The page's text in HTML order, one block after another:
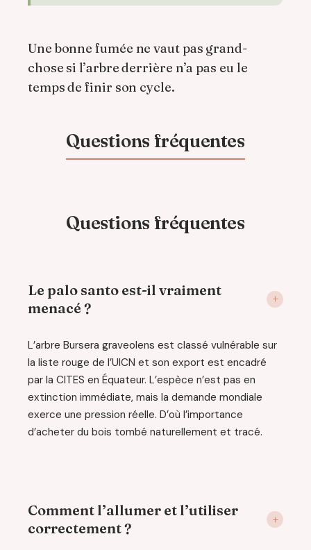
Une bonne fumée ne vaut pas grand-
chose si l’arbre derrière n’a pas eu le
temps de finir son cycle.
Questions fréquentes
Le palo santo est-il vraiment
menacé ?
L’arbre Bursera graveolens est classé vulnérable sur
la liste rouge de l’UICN et son export est encadré
par la CITES en Équateur. L’espèce n’est pas en
extinction immédiate, mais la demande mondiale
exerce une pression réelle. D’où l’importance
d’acheter du bois tombé naturellement et tracé.
Comment l’allumer et l’utiliser
correctement ?